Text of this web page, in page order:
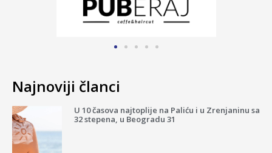
Najnoviji članci
U 10 časova najtoplije na Paliću i u Zrenjaninu sa
32 stepena, u Beogradu 31